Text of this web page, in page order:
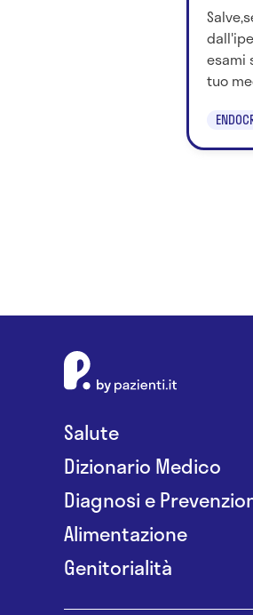
esami
tuo
Salute
Dizionario Medico
Diagnosi e
Alimentazione
Genitorialità